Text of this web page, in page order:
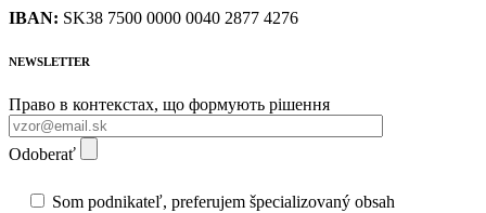
IBAN: SK38 7500 0000 0040 2877 4276
NEWSLETTER
Право в контекстах, що формують рішення
Odoberať
Som podnikateľ, preferujem špecializovaný obsah